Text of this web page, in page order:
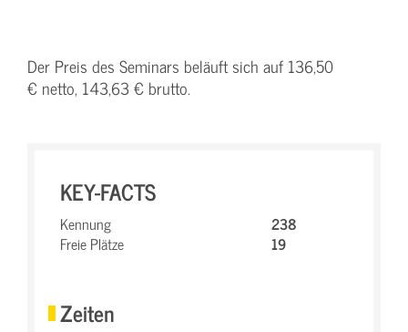
Der Preis des Seminars beläuft sich auf 136,50
€ netto, 143,63 € brutto.
KEY-FACTS
Kennung
238
Freie Plätze
19
Zeiten